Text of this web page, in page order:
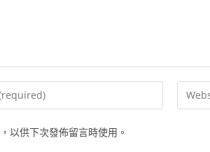
Enter
your
以供下次發佈留言時使用。